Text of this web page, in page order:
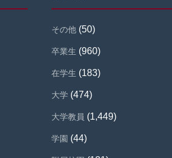
その他 (50)
卒業生 (960)
在学生 (183)
大学 (474)
大学教員 (1,449)
学園 (44)